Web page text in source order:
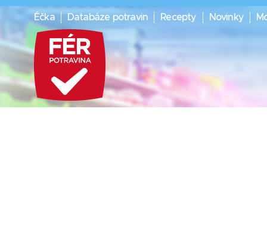
Éčka Databáze potravin Recepty Novinky